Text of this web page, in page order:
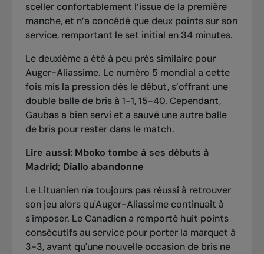
sceller confortablement l’issue de la première
manche, et n’a concédé que deux points sur son
service, remportant le set initial en 34 minutes.
Le deuxième a été à peu près similaire pour
Auger-Aliassime. Le numéro 5 mondial a cette
fois mis la pression dès le début, s’offrant une
double balle de bris à 1-1, 15-40. Cependant,
Gaubas a bien servi et a sauvé une autre balle
de bris pour rester dans le match.
Lire aussi: Mboko tombe à ses débuts à
Madrid; Diallo abandonne
Le Lituanien n'a toujours pas réussi à retrouver
son jeu alors qu'Auger-Aliassime continuait à
s'imposer. Le Canadien a remporté huit points
consécutifs au service pour porter la marquet à
3-3, avant qu'une nouvelle occasion de bris ne